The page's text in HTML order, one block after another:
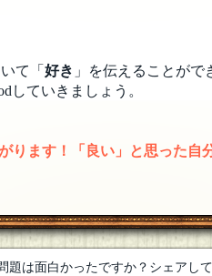
て「 好き 」を伝えることがで
していきましょう。
ます！「良い」と思った自
題は面白かったですか？シェアし